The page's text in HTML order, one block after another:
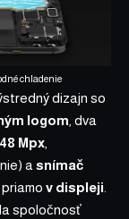
chladenie
dizajn so
logom , dva
48 Mpx
a snímač
v displeji
spoločnosť